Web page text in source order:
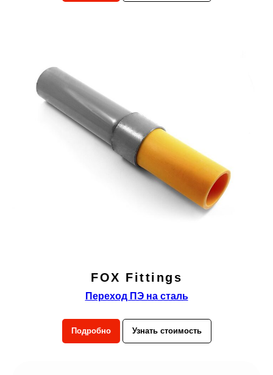
FOX Fittings
Переход ПЭ на сталь
Подробно Узнать стоимость